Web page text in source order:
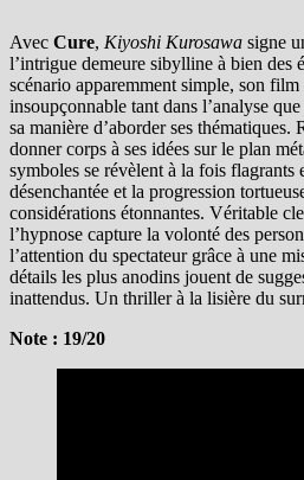
Avec Cure, Kiyoshi Kurosawa signe
l’intrigue demeure sibylline à bien des
scénario apparemment simple, son
insoupçonnable tant dans l’analyse
sa manière d’aborder ses thématiques.
donner corps à ses idées sur le plan
symboles se révèlent à la fois flagrants
désenchantée et la progression
considérations étonnantes. Véritable
l’hypnose capture la volonté des
l’attention du spectateur grâce à une
détails les plus anodins jouent de
inattendus. Un thriller à la lisière du
Note : 19/20